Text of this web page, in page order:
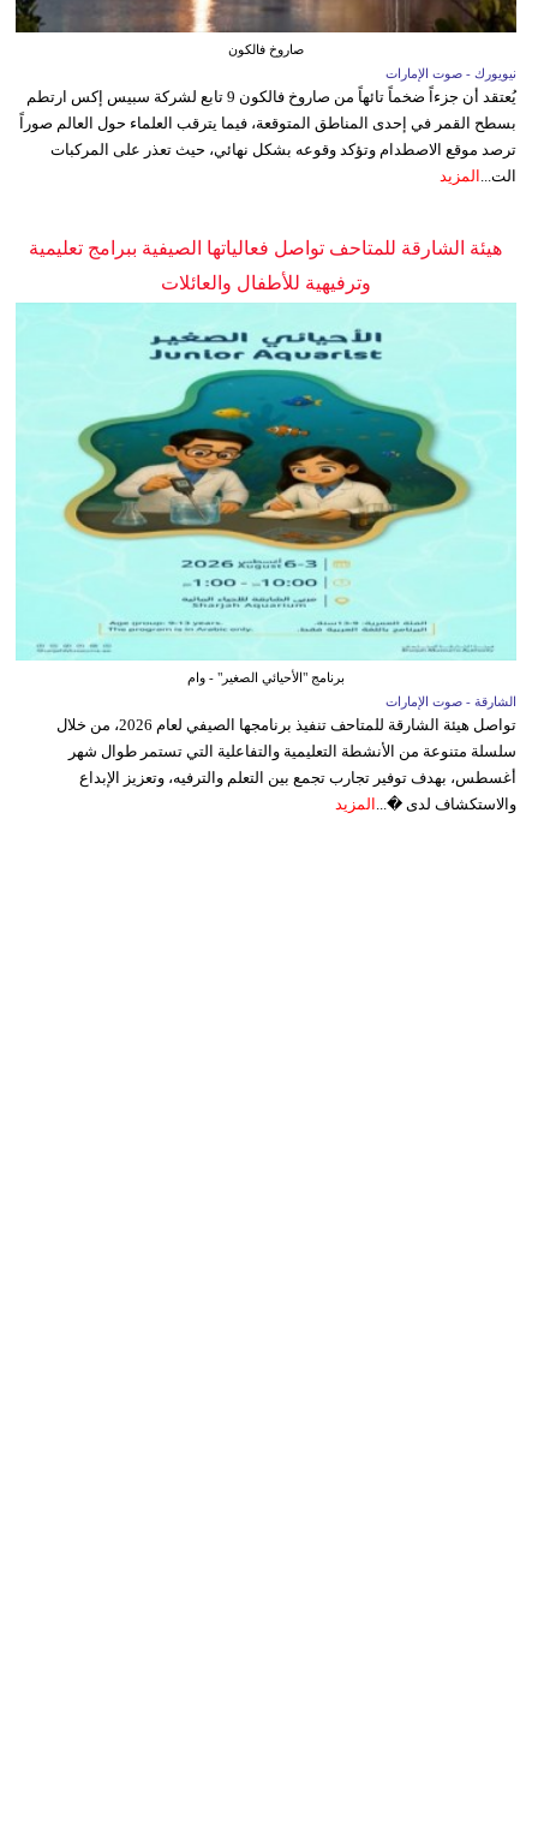
صاروخ فالكون
نيويورك - صوت الإمارات
يُعتقد أن جزءاً ضخماً تائهاً من صاروخ فالكون 9 تابع لشركة سبيس إكس ارتطم
بسطح القمر في إحدى المناطق المتوقعة، فيما يترقب العلماء حول العالم صوراً
ترصد موقع الاصطدام وتؤكد وقوعه بشكل نهائي، حيث تعذر على المركبات
الت...
المزيد
هيئة الشارقة للمتاحف تواصل فعالياتها الصيفية ببرامج تعليمية
وترفيهية للأطفال والعائلات
برنامج "الأحيائي الصغير" - وام
الشارقة - صوت الإمارات
تواصل هيئة الشارقة للمتاحف تنفيذ برنامجها الصيفي لعام 2026، من خلال
سلسلة متنوعة من الأنشطة التعليمية والتفاعلية التي تستمر طوال شهر
أغسطس، بهدف توفير تجارب تجمع بين التعلم والترفيه، وتعزيز الإبداع
والاستكشاف لدى �... المزيد